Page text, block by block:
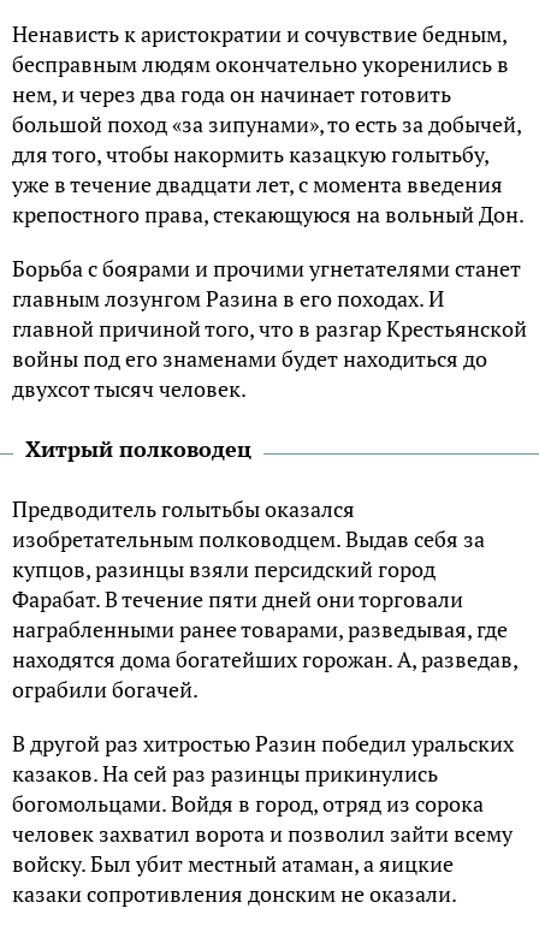
Ненависть к аристократии и сочувствие бедным,
бесправным людям окончательно укоренились в
нем, и через два года он начинает готовить
большой поход «за зипунами», то есть за добычей,
для того, чтобы накормить казацкую голытьбу,
уже в течение двадцати лет, с момента введения
крепостного права, стекающуюся на вольный Дон.
Борьба с боярами и прочими угнетателями станет
главным лозунгом Разина в его походах. И
главной причиной того, что в разгар Крестьянской
войны под его знаменами будет находиться до
двухсот тысяч человек.
Хитрый полководец
Предводитель голытьбы оказался
изобретательным полководцем. Выдав себя за
купцов, разинцы взяли персидский город
Фарабат. В течение пяти дней они торговали
награбленными ранее товарами, разведывая, где
находятся дома богатейших горожан. А, разведав,
ограбили богачей.
В другой раз хитростью Разин победил уральских
казаков. На сей раз разинцы прикинулись
богомольцами. Войдя в город, отряд из сорока
человек захватил ворота и позволил зайти всему
войску. Был убит местный атаман, а яицкие
казаки сопротивления донским не оказали.